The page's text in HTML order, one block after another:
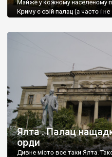
Майже у кожному населеному
Криму є свій палац (а часто і
Ялта . Палац
орди
Дивне місто все таки Ялта.